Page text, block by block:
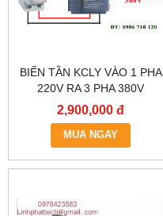
BIẾN TẦN KCLY VÀO 1 PHA
220V RA 3 PHA 380V
0.75KW, BIẾN TẦN KCLY
KOC600-R75GT3-B
2,900,000 đ
MUA NGAY